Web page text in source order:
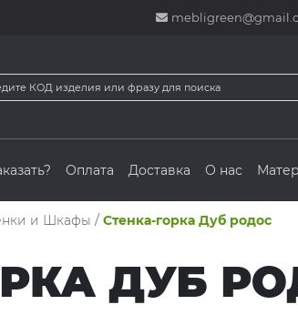
Оплата Доставка О нас
и Шкафы / Стенка-горка Дуб родос
ДУБ